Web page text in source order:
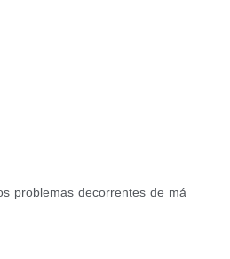
problemas decorrentes de má